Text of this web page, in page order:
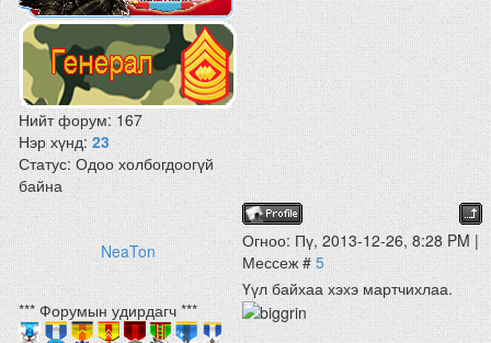
Нийт форум:167
Нэр хүнд:23
Статус:Одоо холбогдоогүй
байна
NeaTon
Огноо: Пү, 2013-12-26, 8:28 PM |
Мессеж #5
*** Форумын удирдагч ***
Үүл байхаа хэхэ мартчихлаа.